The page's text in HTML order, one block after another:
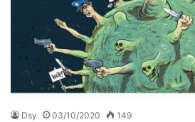
Dsy 03/10/2020 149